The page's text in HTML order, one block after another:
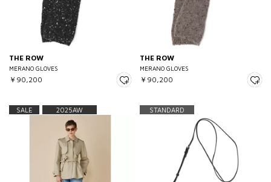
THE ROW
MERANO GLOVES
￥90,200
THE ROW
MERANO GLOVES
￥90,200
SALE 2025AW STANDARD